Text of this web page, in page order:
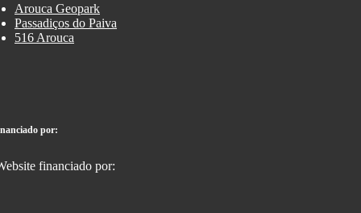
Arouca Geopark
Passadiços do Paiva
516 Arouca
por: